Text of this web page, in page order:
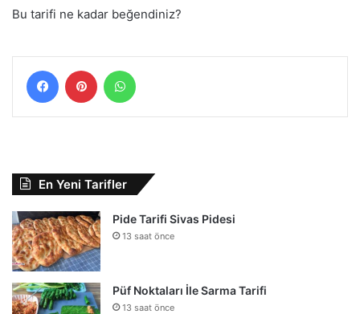
Bu tarifi ne kadar beğendiniz?
FacebookPinterest
En Yeni Tarifler
Pide Tarifi Sivas Pidesi
13 saat önce
Püf Noktaları İle Sarma Tarifi
13 saat önce